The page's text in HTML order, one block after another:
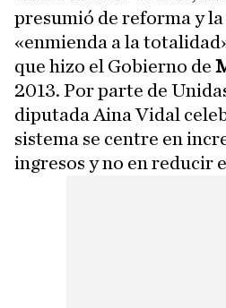
presumió de reforma y
«enmienda a la
que hizo el Gobierno de
2013. Por parte de
diputada Aina Vidal
sistema se centre en
ingresos y no en reducir